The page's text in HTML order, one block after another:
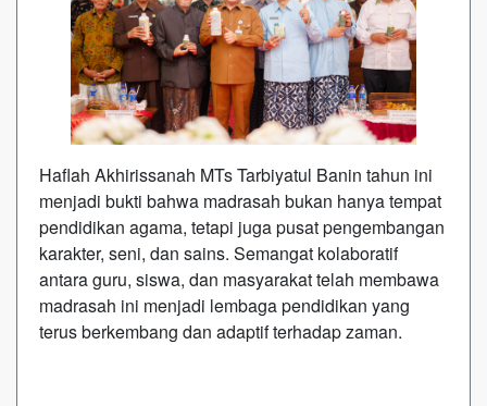
Haflah Akhirissanah MTs Tarbiyatul Banin tahun ini
menjadi bukti bahwa madrasah bukan hanya tempat
pendidikan agama, tetapi juga pusat pengembangan
karakter, seni, dan sains. Semangat kolaboratif
antara guru, siswa, dan masyarakat telah membawa
madrasah ini menjadi lembaga pendidikan yang
terus berkembang dan adaptif terhadap zaman.